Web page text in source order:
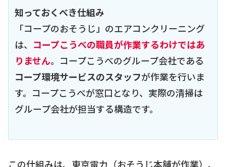
知っておくべき仕組み
「コープのおそうじ」のエアコンクリーニング
は、 コープこうべの職員が作業するわけではあ
りません。コープこうべのグループ会社である
コープ環境サービスのスタッフが作業を行いま
す。コープこうべが窓口となり、実際の清掃は
グループ会社が担当する構造です。
この仕組みは、東京電力（おそうじ本舗が作業）、